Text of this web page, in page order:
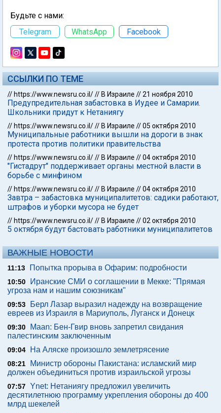
Будьте с нами:
Telegram
WhatsApp Facebook
ССЫЛКИ ПО ТЕМЕ
// https://www.newsru.co.il/// В Израиле //21 ноября 2010
Предупредительная забастовка в Иудее и Самарии.
Школьники придут к Нетаниягу
// https://www.newsru.co.il/// В Израиле //05 октября 2010
Муниципальные работники вышли на дороги в знак
протеста против политики правительства
// https://www.newsru.co.il/// В Израиле //04 октября 2010
"Гистадрут" поддерживает органы местной власти в
борьбе с минфином
// https://www.newsru.co.il/// В Израиле //04 октября 2010
Завтра – забастовка муниципалитетов: садики работают,
штрафов и уборки мусора не будет
// https://www.newsru.co.il/// В Израиле //02 октября 2010
5 октября будут бастовать работники муниципалитетов
ВАЖНЫЕ НОВОСТИ
11:13 Попытка прорыва в Офарим: подробности
10:50
Иранские СМИ о соглашении в Мекке: "Прямая
угроза нам и нашим союзникам"
09:53
Берл Лазар выразил надежду на возвращение
евреев из Израиля в Мариуполь, Луганск и Донецк
09:30
Maan: Бен-Гвир вновь запретил свидания
палестинским заключенным
09:04 На Аляске произошло землетрясение
08:21
Министр обороны Пакистана: исламский мир
должен объединиться против израильской угрозы
07:57 Ynet: Нетаниягу предложил увеличить
десятилетнюю программу укрепления обороны до 400
млрд шекелей